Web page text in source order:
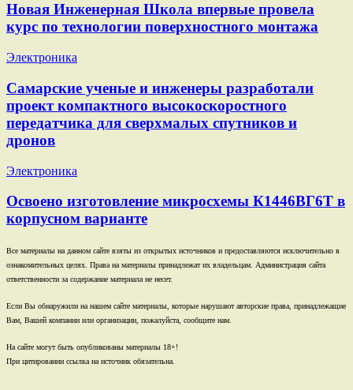
Новая Инженерная Школа впервые провела
курс по технологии поверхностного монтажа
Электроника
Самарские ученые и инженеры разработали
проект компактного высокоскоростного
передатчика для сверхмалых спутников и
дронов
Электроника
Освоено изготовление микросхемы К1446ВГ6Т в
корпусном варианте
Все материалы на данном сайте взяты из открытых источников и предоставляются исключительно в
ознакомительных целях. Права на материалы принадлежат их владельцам. Администрация сайта
ответственности за содержание материала не несет.
Если Вы обнаружили на нашем сайте материалы, которые нарушают авторские права, принадлежащие
Вам, Вашей компании или организации, пожалуйста, сообщите нам.
На сайте могут быть опубликованы материалы 18+!
При цитировании ссылка на источник обязательна.